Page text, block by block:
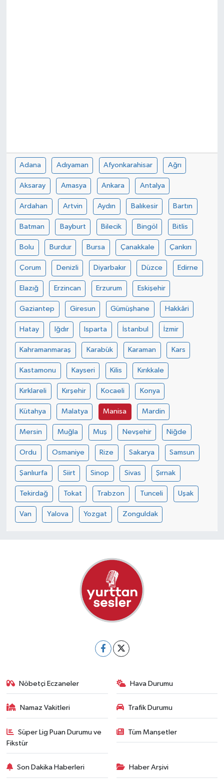
Adana Adıyaman Afyonkarahisar Ağrı
Aksaray Amasya Ankara Antalya
Ardahan Artvin Aydın Balıkesir Bartın
Batman Bayburt Bilecik Bingöl Bitlis
Bolu Burdur Bursa Çanakkale Çankırı
Çorum Denizli Diyarbakır Düzce Edirne
Elazığ Erzincan Erzurum Eskişehir
Gaziantep Giresun Gümüşhane Hakkâri
Hatay Iğdır Isparta İstanbul İzmir
Kahramanmaraş Karabük Karaman Kars
Kastamonu Kayseri Kilis Kırıkkale
Kırklareli Kırşehir Kocaeli Konya
Kütahya Malatya Manisa Mardin
Mersin Muğla Muş Nevşehir Niğde
Ordu Osmaniye Rize Sakarya Samsun
Şanlıurfa Siirt Sinop Sivas Şırnak
Tekirdağ Tokat Trabzon Tunceli Uşak
Van Yalova Yozgat Zonguldak
Nöbetçi Eczaneler Hava Durumu
Namaz Vakitleri Trafik Durumu
Süper Lig Puan Durumu ve
Fikstür
Tüm Manşetler
Son Dakika Haberleri Haber Arşivi